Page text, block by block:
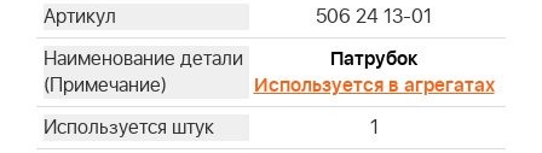
506 24 13-01
Патрубок
Используется в агрегатах
1